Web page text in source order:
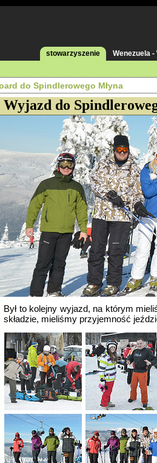
stowarzyszenie Wenezuela
do Spindlerowego Młyna
Wyjazd do
Był to kolejny wyjazd, na którym
składzie, mieliśmy przyjemność